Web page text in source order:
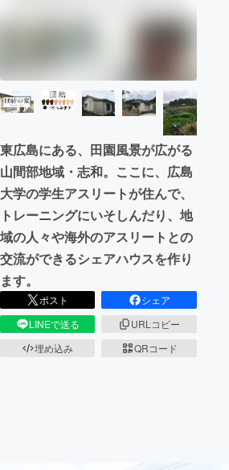
まちづくり・地域活性化
CAMPFIRE for Social Good
CAMPFIREふるさと納税machi-ya
東広島にある、田園風景が広がる
山間部地域・志和。ここに、広島
大学の学生アスリートが住んで、
トレーニングにいそしんだり、地
域の人々や海外のアスリートとの
交流ができるシェアハウスを作り
ます。
ポスト
シェア
LINEで送る
URLコピー
埋め込み
QRコード